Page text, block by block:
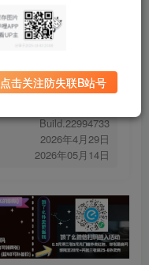
UC下载
2GB
Build.22994733
2026年4月29日
2026年05月14日
点击关注防失联B站号